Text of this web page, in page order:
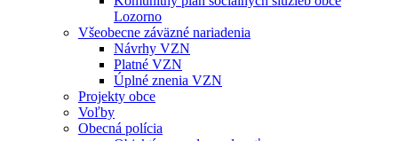
Lozorno
Všeobecne záväzné nariadenia
Návrhy VZN
Platné VZN
Úplné znenia VZN
Projekty obce
Voľby
Obecná polícia